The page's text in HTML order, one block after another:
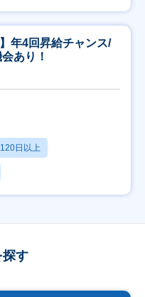
年4回昇給チャンス/
あり！
日以上
探す